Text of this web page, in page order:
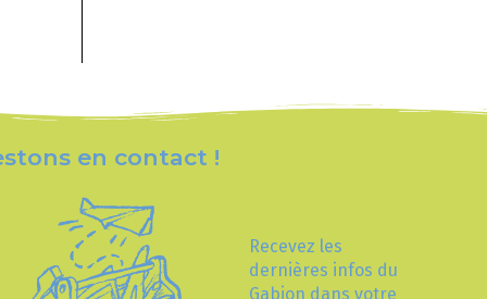
en contact !
Recevez les
dernières infos du
Gabion dans votre